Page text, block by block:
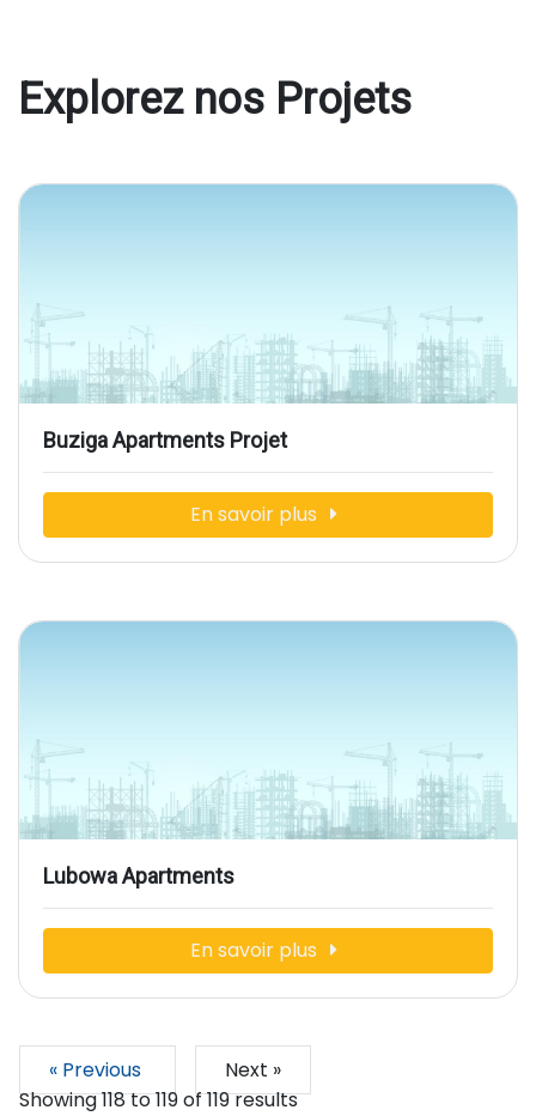
Explorez nos Projets
Buziga Apartments Projet
En savoir plus
Lubowa Apartments
En savoir plus
« Previous
Next »
Showing118to119of119results